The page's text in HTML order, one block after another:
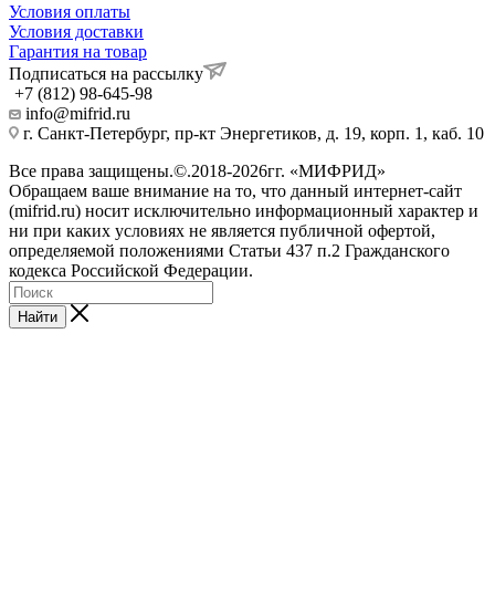
Условия оплаты
Условия доставки
Гарантия на товар
Подписаться на рассылку
+7 (812) 98-645-98
info@mifrid.ru
г. Санкт-Петербург, пр-кт Энергетиков, д. 19, корп. 1, каб. 10
Все права защищены.©.2018-2026гг. «МИФРИД»
Обращаем ваше внимание на то, что данный интернет-сайт
(mifrid.ru) носит исключительно информационный характер и
ни при каких условиях не является публичной офертой,
определяемой положениями Статьи 437 п.2 Гражданского
кодекса Российской Федерации.
Найти